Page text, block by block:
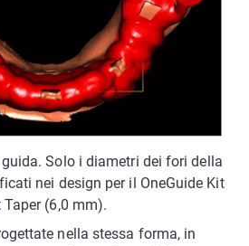
Solo i diametri dei fori della
nei design per il OneGuide Kit
(6,0 mm).
nella stessa forma, in